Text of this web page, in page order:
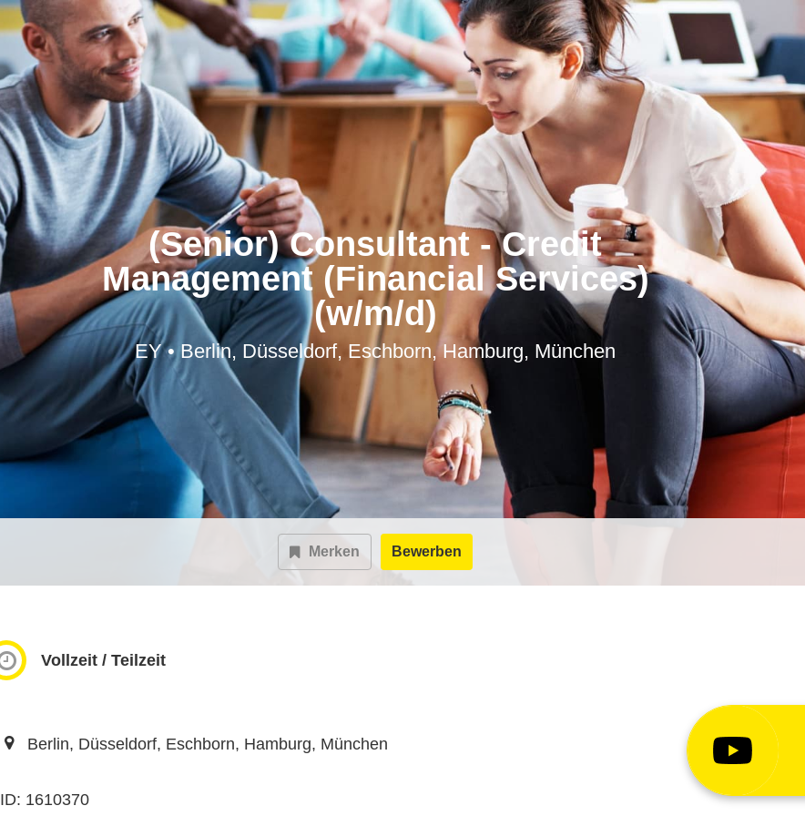
(Senior) Consultant - Credit
Management (Financial Services)
(w/m/d)
EY • Berlin, Düsseldorf, Eschborn, Hamburg, München
Merken Bewerben
Vollzeit / Teilzeit
Berlin, Düsseldorf, Eschborn, Hamburg, München
ID: 1610370